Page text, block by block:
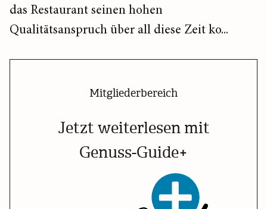
das Restaurant seinen hohen
Qualitätsanspruch über all diese Zeit ko...
Mitgliederbereich
Jetzt weiterlesen mit
Genuss-Guide+